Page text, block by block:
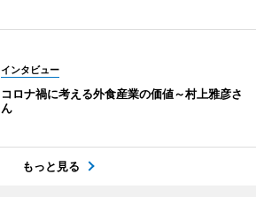
インタビュー
コロナ禍に考える外食産業の価値～村上雅彦さ
ん
もっと見る